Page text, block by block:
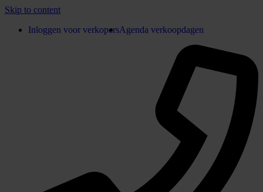
Skip to content
Inloggen voor verkopersAgenda verkoopdagen